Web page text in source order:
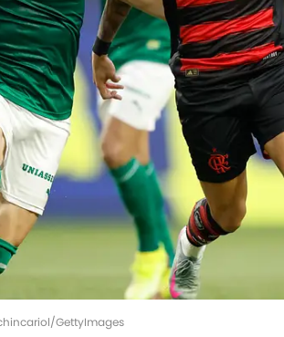
GettyImages